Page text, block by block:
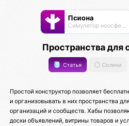
Псиона
Cимулятор ноосферы
Пространства для
Статья Солики
Простой конструктор позволяет
и организовывать в них пространства
организаций и сообществ. Хабы
доски объявлений, витрины товаров и